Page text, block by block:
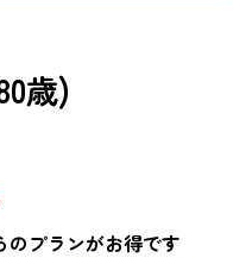
歳)
のプランがお得です